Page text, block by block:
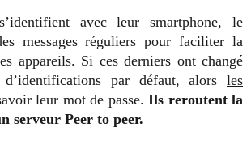
avec leur smartphone, le
messages réguliers pour faciliter la
appareils. Si ces derniers ont changé
par défaut, alors les
leur mot de passe.Ils reroutent la
serveur Peer to peer.